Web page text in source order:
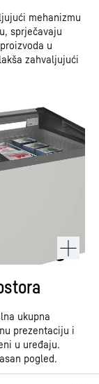
mehanizmu
sprječavaju
u
zahvaljujući
ukupna
prezentaciju i
u uređaju.
pogled.